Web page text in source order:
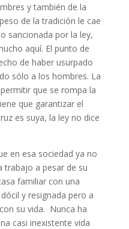
y también de la
de la tradición le cae
sancionada por la ley,
aquí. El punto de
de haber usurpado
sólo a los hombres. La
que se rompa la
que garantizar el
es suya, la ley no dice
en esa sociedad ya no
trabajo a pesar de su
familiar con una
y resignada pero a
su vida. Nunca ha
casi inexistente vida